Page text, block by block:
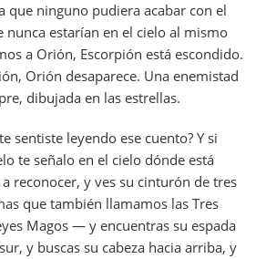
que ninguno pudiera acabar con el
nunca estarían en el cielo al mismo
a Orión, Escorpión está escondido.
Orión desaparece. Una enemistad
dibujada en las estrellas.
sentiste leyendo ese cuento? Y si
te señalo en el cielo dónde está
reconocer, y ves su cinturón de tres
que también llamamos las Tres
Magos — y encuentras su espada
y buscas su cabeza hacia arriba, y